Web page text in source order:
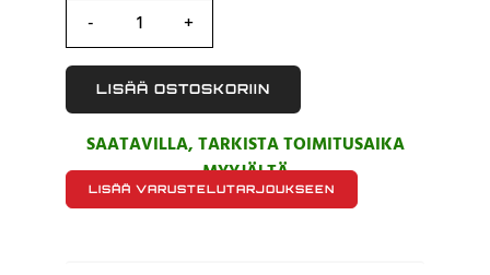
LISÄÄ OSTOSKORIIN
SAATAVILLA, TARKISTA TOIMITUSAIKA
MYYJÄLTÄ
LISÄÄ VARUSTELUTARJOUKSEEN